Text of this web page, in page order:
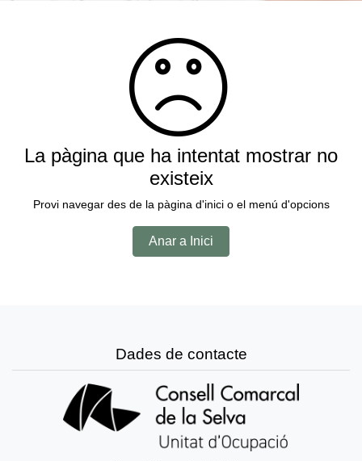
La pàgina que ha intentat mostrar no
existeix
Provi navegar des de la pàgina d'inici o el menú d'opcions
Anar a Inici
Dades de contacte